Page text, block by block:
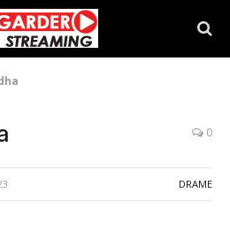
0
DRAME